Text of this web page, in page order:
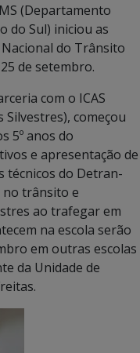
(Departamento
do Sul) iniciou as
Nacional do Trânsito
de setembro.
com o ICAS
começou
5º anos do
e apresentação de
técnicos do Detran-
no trânsito e
ao trafegar em
na escola serão
em outras escolas
da Unidade de